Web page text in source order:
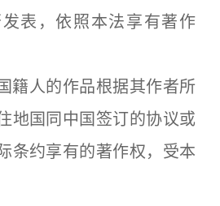
表，依照本法享有著作
人的作品根据其作者所
地国同中国签订的协议或
条约享有的著作权，受本